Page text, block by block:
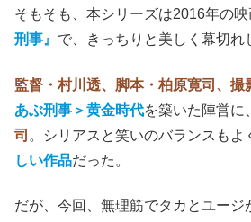
そもそも、本シリーズは2016年の映
刑事』 で、きっちりと美しく幕切れ
監督・村川透、脚本・柏原寛司、撮
あぶ刑事＞黄金時代を築いた陣営に
司 。シリアスと笑いのバランスもよ
しい作品だった。
だが、今回、無理筋でタカとユージ